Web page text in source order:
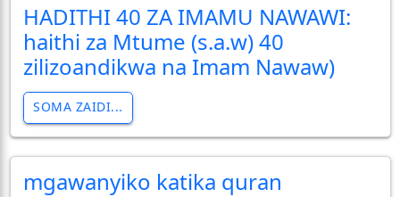
HADITHI 40 ZA IMAMU NAWAWI:
haithi za Mtume (s.a.w) 40
zilizoandikwa na Imam Nawaw)
SOMA ZAIDI...
mgawanyiko katika quran